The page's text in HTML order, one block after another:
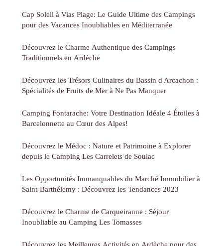
Cap Soleil à Vias Plage: Le Guide Ultime des Campings
pour des Vacances Inoubliables en Méditerranée
Découvrez le Charme Authentique des Campings
Traditionnels en Ardèche
Découvrez les Trésors Culinaires du Bassin d'Arcachon :
Spécialités de Fruits de Mer à Ne Pas Manquer
Camping Fontarache: Votre Destination Idéale 4 Étoiles à
Barcelonnette au Cœur des Alpes!
Découvrez le Médoc : Nature et Patrimoine à Explorer
depuis le Camping Les Carrelets de Soulac
Les Opportunités Immanquables du Marché Immobilier à
Saint-Barthélemy : Découvrez les Tendances 2023
Découvrez le Charme de Carqueiranne : Séjour
Inoubliable au Camping Les Tomasses